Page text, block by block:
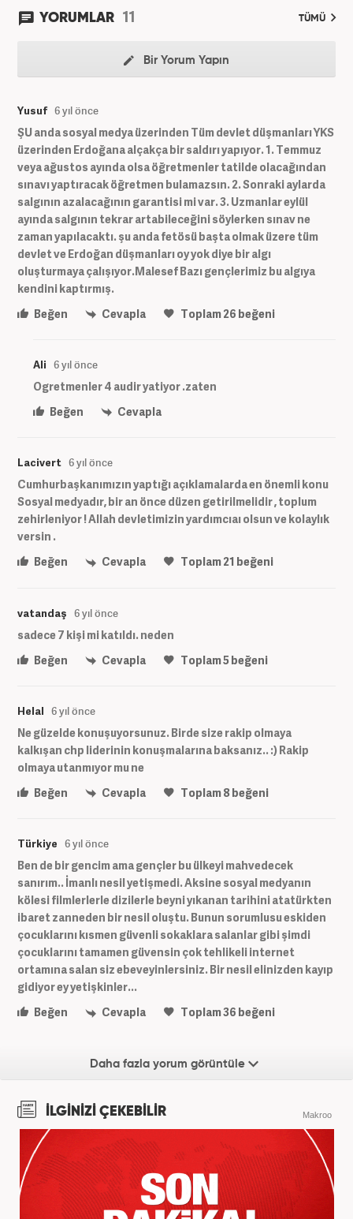
YORUMLAR 11 TÜMÜ
Bir Yorum Yapın
Yusuf 6 yıl önce
ŞU anda sosyal medya üzerinden Tüm devlet düşmanları YKS
üzerinden Erdoğana alçakça bir saldırı yapıyor. 1. Temmuz
veya ağustos ayında olsa öğretmenler tatilde olacağından
sınavı yaptıracak öğretmen bulamazsın. 2. Sonraki aylarda
salgının azalacağının garantisi mi var. 3. Uzmanlar eylül
ayında salgının tekrar artabileceğini söylerken sınav ne
zaman yapılacaktı. şu anda fetösü başta olmak üzere tüm
devlet ve Erdoğan düşmanları oy yok diye bir algı
oluşturmaya çalışıyor.Malesef Bazı gençlerimiz bu algıya
kendini kaptırmış.
Beğen
Cevapla Toplam26 beğeni
Ali 6 yıl önce
Ogretmenler 4 audir yatiyor .zaten
Beğen
Cevapla
Lacivert 6 yıl önce
Cumhurbaşkanımızın yaptığı açıklamalarda en önemli konu
Sosyal medyadır, bir an önce düzen getirilmelidir , toplum
zehirleniyor ! Allah devletimizin yardımcıaı olsun ve kolaylık
versin .
Beğen
Cevapla Toplam21 beğeni
vatandaş 6 yıl önce
sadece 7 kişi mi katıldı. neden
Beğen
Cevapla Toplam5beğeni
Helal 6 yıl önce
Ne güzelde konuşuyorsunuz. Birde size rakip olmaya
kalkışan chp liderinin konuşmalarına baksanız.. :) Rakip
olmaya utanmıyor mu ne
Beğen
Cevapla Toplam8beğeni
Türkiye 6 yıl önce
Ben de bir gencim ama gençler bu ülkeyi mahvedecek
sanırım.. İmanlı nesil yetişmedi. Aksine sosyal medyanın
kölesi filmlerlerle dizilerle beyni yıkanan tarihini atatürkten
ibaret zanneden bir nesil oluştu. Bunun sorumlusu eskiden
çocuklarını kısmen güvenli sokaklara salanlar gibi şimdi
çocuklarını tamamen güvensin çok tehlikeli internet
ortamına salan siz ebeveyinlersiniz. Bir nesil elinizden kayıp
gidiyor ey yetişkinler...
Beğen
Cevapla Toplam36 beğeni
Daha fazla yorum görüntüle
İLGİNİZİ ÇEKEBİLİR Makroo